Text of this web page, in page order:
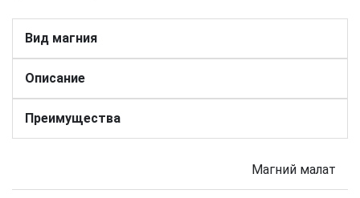
Вид магния
Описание
Преимущества
Магний малат